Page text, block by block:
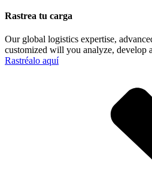
Rastrea tu carga
Our global logistics expertise,
customized will you analyze, develop
Rastréalo aquí